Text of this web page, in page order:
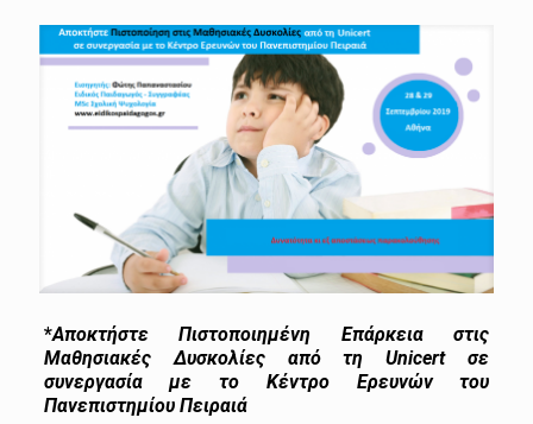
*Αποκτήστε Πιστοποιημένη Επάρκεια στις
Μαθησιακές Δυσκολίες από τη Unicert σε
συνεργασία με το Κέντρο Ερευνών του
Πανεπιστημίου Πειραιά